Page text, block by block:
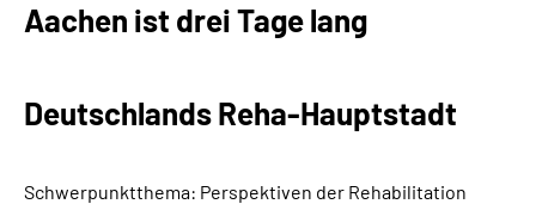
Experten
Über uns & Presse
Aachen ist drei Tage lang
Deutschlands Reha-Hauptstadt
Schwerpunktthema: Perspektiven der Rehabilitation